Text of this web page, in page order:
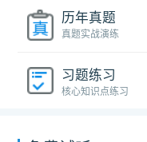
历年真题
真题实战演练
习题练习
核心知识点练习